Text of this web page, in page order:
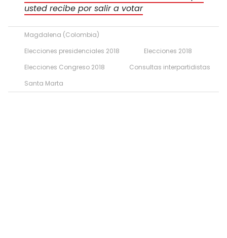
usted recibe por salir a votar
Magdalena (Colombia)
Elecciones presidenciales 2018
Elecciones 2018
Elecciones Congreso 2018
Consultas interpartidistas
Santa Marta